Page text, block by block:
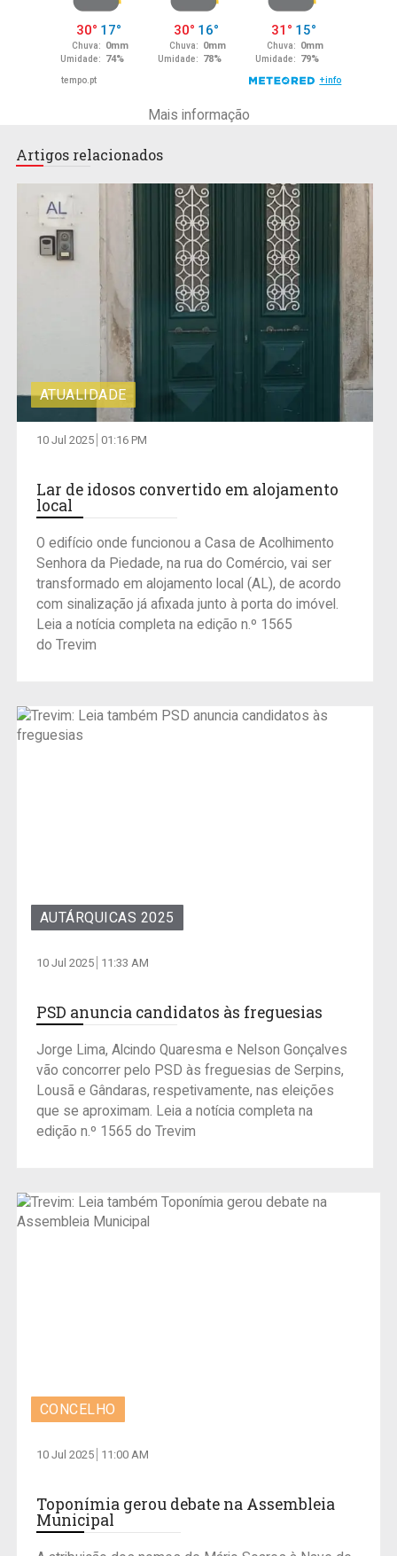
Mais informação
Artigos relacionados
ATUALIDADE
10 Jul 2025 01:16 PM
Lar de idosos convertido em alojamento
local
O edifício onde funcionou a Casa de Acolhimento
Senhora da Piedade, na rua do Comércio, vai ser
transformado em alojamento local (AL), de acordo
com sinalização já afixada junto à porta do imóvel.
Leia a notícia completa na edição n.º 1565
do Trevim
AUTÁRQUICAS 2025
10 Jul 2025 11:33 AM
PSD anuncia candidatos às freguesias
Jorge Lima, Alcindo Quaresma e Nelson Gonçalves
vão concorrer pelo PSD às freguesias de Serpins,
Lousã e Gândaras, respetivamente, nas eleições
que se aproximam. Leia a notícia completa na
edição n.º 1565 do Trevim
CONCELHO
10 Jul 2025 11:00 AM
Toponímia gerou debate na Assembleia
Municipal